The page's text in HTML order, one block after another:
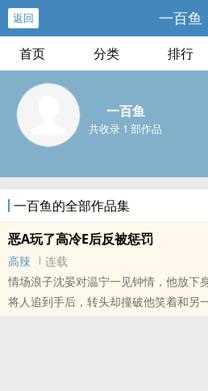
返回 一百鱼
首页 分类 排行
一百鱼
共收录 1 部作品
一百鱼的全部作品集
恶A玩了高冷E后反被惩罚
高辣
连载
情场浪子沈晏对温宁一见钟情，他放下
将人追到手后，转头却撞破他笑着和另